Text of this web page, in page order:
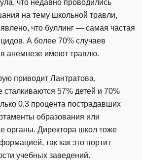
что недавно проводились
на тему школьной травли,
что буллинг — самая частая
А более 70% случаев
анемнезе имеют травлю.
приводит Лантратова,
сталкиваются 57% детей и 70%
0,3 процента пострадавших
образования или
органы. Директора школ тоже
так как это портит
учебных заведений.